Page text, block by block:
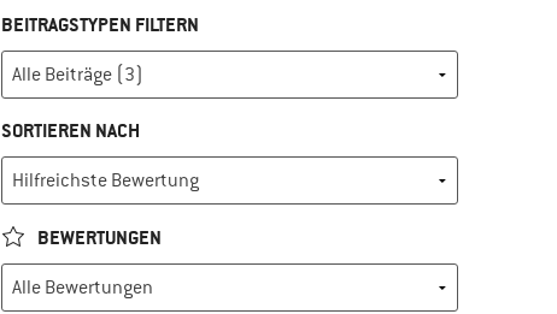
BEITRAGSTYPEN FILTERN
SORTIEREN NACH
BEWERTUNGEN